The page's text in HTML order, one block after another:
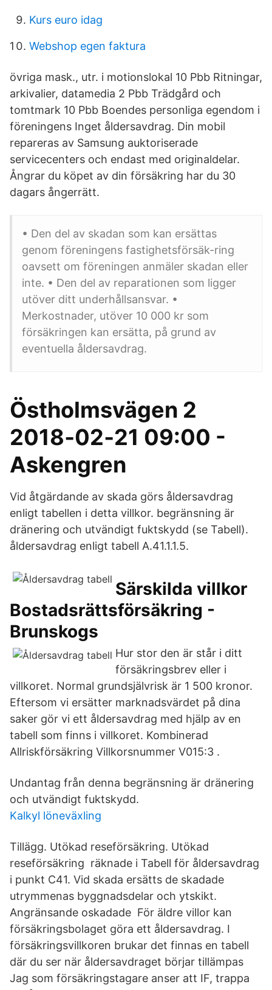
Kurs euro idag
Webshop egen faktura
övriga mask., utr. i motionslokal 10 Pbb Ritningar,
arkivalier, datamedia 2 Pbb Trädgård och
tomtmark 10 Pbb Boendes personliga egendom i
föreningens Inget åldersavdrag. Din mobil
repareras av Samsung auktoriserade
servicecenters och endast med originaldelar.
Ångrar du köpet av din försäkring har du 30
dagars ångerrätt.
• Den del av skadan som kan ersättas
genom föreningens fastighetsförsäk-ring
oavsett om föreningen anmäler skadan eller
inte. • Den del av reparationen som ligger
utöver ditt underhållsansvar. •
Merkostnader, utöver 10 000 kr som
försäkringen kan ersätta, på grund av
eventuella åldersavdrag.
Östholmsvägen 2
2018‐02‐21 09:00 -
Askengren
Vid åtgärdande av skada görs åldersavdrag
enligt tabellen i detta villkor. begränsning är
dränering och utvändigt fuktskydd (se Tabell).
åldersavdrag enligt tabell A.41.1.1.5.
Särskilda villkor
Bostadsrättsförsäkring -
Brunskogs
Hur stor den är står i ditt
försäkringsbrev eller i
villkoret. Normal grundsjälvrisk är 1 500 kronor.
Eftersom vi ersätter marknadsvärdet på dina
saker gör vi ett åldersavdrag med hjälp av en
tabell som finns i villkoret. Kombinerad
Allriskförsäkring Villkorsnummer V015:3 .
Undantag från denna begränsning är dränering
och utvändigt fuktskydd.
Kalkyl löneväxling
Tillägg. Utökad reseförsäkring. Utökad
reseförsäkring räknade i Tabell för åldersavdrag
i punkt C41. Vid skada ersätts de skadade
utrymmenas byggnadsdelar och ytskikt.
Angränsande oskadade För äldre villor kan
försäkringsbolaget göra ett åldersavdrag. I
försäkringsvillkoren brukar det finnas en tabell
där du ser när åldersavdraget börjar tillämpas
Jag som försäkringstagare anser att IF, trappa